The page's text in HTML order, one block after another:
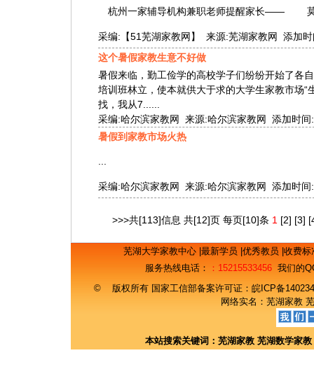
杭州一家辅导机构兼职老师提醒家长——
采编:【51芜湖家教网】 来源:芜湖家教网 添加
这个暑假家教生意不好做
暑假来临，勤工俭学的高校学子们纷纷开始了各
培训班林立，使本就供大于求的大学生家教市场“
找，我从7......
采编:哈尔滨家教网 来源:哈尔滨家教网 添加时
暑假到家教市场火热
采编:哈尔滨家教网 来源:哈尔滨家教网 添加时
>>>共[113]信息 共[12]页 每页[10]条 1 [2] [3]
芜湖大学家教中心 最新学员 优秀教员 收费
服务热线电话：
：15215533456 我们的
© 版权所有 国家工信部备案许可证： 皖ICP备
网络实名： 芜湖家教
本站搜索关键词： 芜湖家教 芜湖数学家教